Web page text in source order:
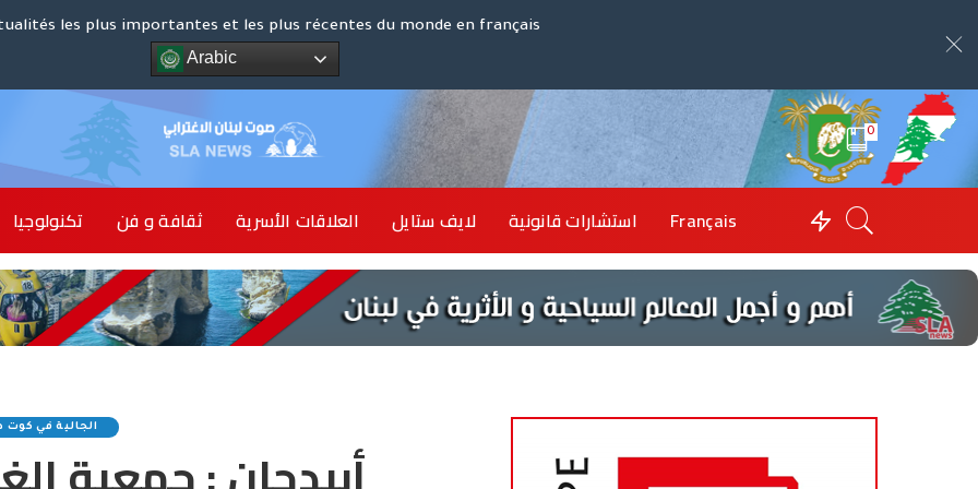
les plus importantes et les plus récentes du monde en français
Arabic
0
تكنولوجيا ثقافة و فن العلاقات الأسرية لايف ستايل استشارات قانونية Français
كوت
الجالية في كوت